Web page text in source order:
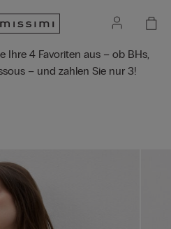
Ihre 4 Favoriten aus – ob BHs,
– und zahlen Sie nur 3!